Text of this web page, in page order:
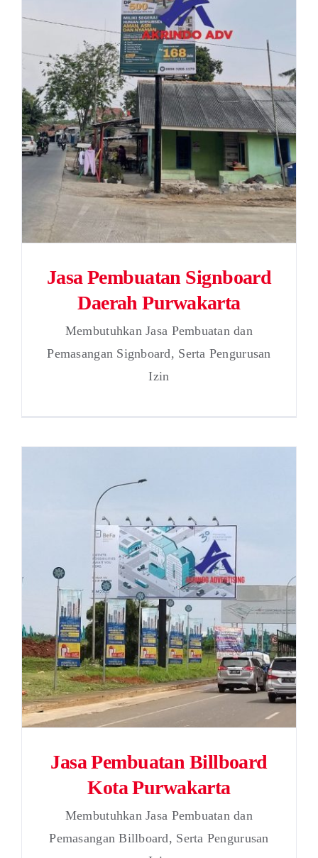
Jasa Pembuatan Signboard
Daerah Purwakarta
Membutuhkan Jasa Pembuatan dan
Pemasangan Signboard, Serta Pengurusan
Izin
Jasa Pembuatan Billboard
Kota Purwakarta
Membutuhkan Jasa Pembuatan dan
Pemasangan Billboard, Serta Pengurusan